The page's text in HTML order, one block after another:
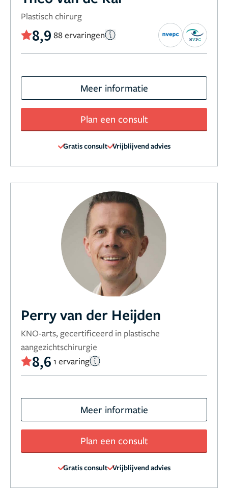
Plastisch chirurg
8,9 88 ervaringen
Meer informatie
Plan een consult
Gratis consult Vrijblijvend advies
Perry van der Heijden
KNO-arts, gecertificeerd in plastische
aangezichtschirurgie
8,6 1 ervaring
Meer informatie
Plan een consult
Gratis consult Vrijblijvend advies